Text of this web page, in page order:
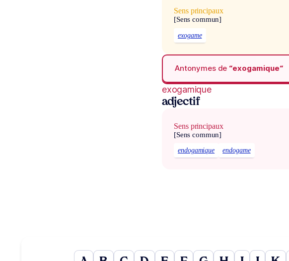
Sens principaux
[Sens commun]
exogame
Antonymes de “exogamique“
exogamique
adjectif
Sens principaux
[Sens commun]
endogamique endogame